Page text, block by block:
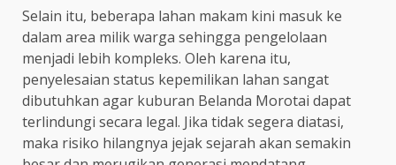
Selain itu, beberapa lahan makam kini masuk ke
dalam area milik warga sehingga pengelolaan
menjadi lebih kompleks. Oleh karena itu,
penyelesaian status kepemilikan lahan sangat
dibutuhkan agar kuburan Belanda Morotai dapat
terlindungi secara legal. Jika tidak segera diatasi,
maka risiko hilangnya jejak sejarah akan semakin